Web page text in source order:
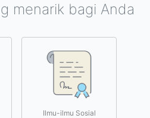
menarik bagi Anda
Ilmu-ilmu Sosial